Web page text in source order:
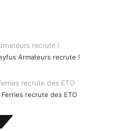
recrute !
recrute des ETO